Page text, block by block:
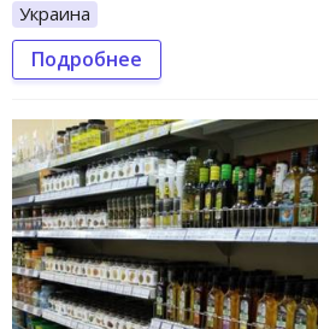
Украина
Подробнее